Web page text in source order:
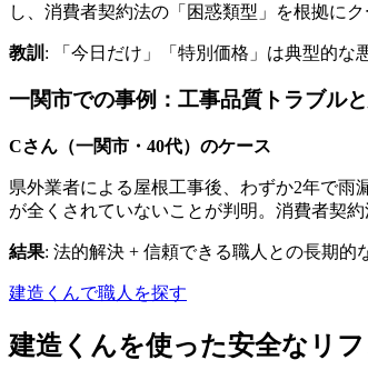
し、消費者契約法の「困惑類型」を根拠に
教訓 : 「今日だけ」「特別価格」は典型的な
一関市での事例：工事品質トラブル
Cさん（一関市・40代）のケース
県外業者による屋根工事後、わずか2年で
が全くされていないことが判明。消費者契
結果: 法的解決 + 信頼できる職人との長期的
建造くんで職人を探す
建造くんを使った安全なリ